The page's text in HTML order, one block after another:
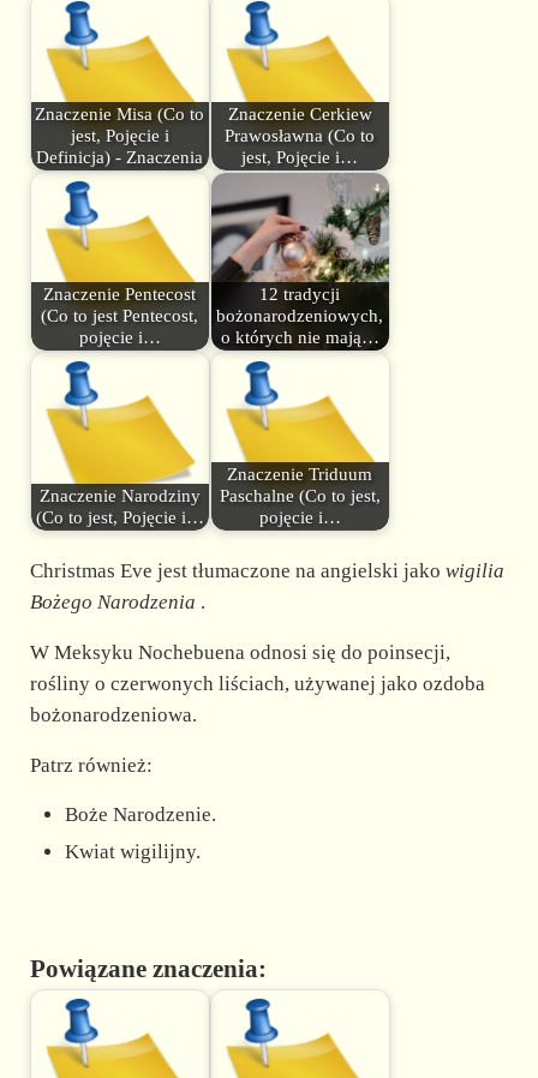
Znaczenie Misa (Co to
jest, Pojęcie i
Definicja) - Znaczenia
Znaczenie Cerkiew
Prawosławna (Co to
jest, Pojęcie i…
Znaczenie Pentecost
(Co to jest Pentecost,
pojęcie i…
12 tradycji
bożonarodzeniowych,
o których nie mają…
Znaczenie Narodziny
(Co to jest, Pojęcie i…
Znaczenie Triduum
Paschalne (Co to jest,
pojęcie i…
Christmas Eve jest tłumaczone na angielski jako wigilia
Bożego Narodzenia .
W Meksyku Nochebuena odnosi się do poinsecji,
rośliny o czerwonych liściach, używanej jako ozdoba
bożonarodzeniowa.
Patrz również:
Boże Narodzenie.
Kwiat wigilijny.
Powiązane znaczenia: